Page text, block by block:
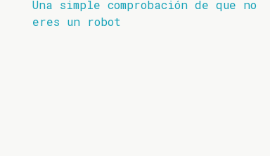
Una simple comprobación de que no
eres un robot